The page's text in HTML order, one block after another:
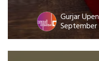
એક અસુર સાથે ગજાનંદને યુદ્ધ
Gurjar
September